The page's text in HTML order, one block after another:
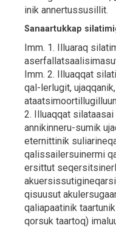
inik annertussusillit.
Sanaartukkap
Imm. 1. Illuaraq
Imm. 2. Illuaqqat
qal-lerlugit,
2. Illuaqqat
annikinneru-sumik
eternittinik
qalissailersuinermi
ersittut
qisuusut
qaliapaatinik
qorsuk taartoq)